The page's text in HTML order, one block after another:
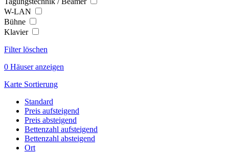
W-LAN
Bühne
Klavier
Filter löschen
0 Häuser anzeigen
Karte Sortierung
Standard
Preis aufsteigend
Preis absteigend
Bettenzahl aufsteigend
Bettenzahl absteigend
Ort